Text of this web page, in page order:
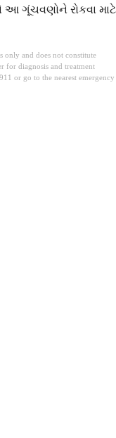
આ ગૂંચવણોને રોકવા માટે
only and does not constitute
for diagnosis and treatment
or go to the nearest emergency